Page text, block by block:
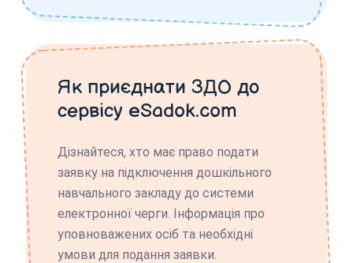
Як приєднати ЗДО до
сервісу eSadok.com
Дізнайтеся, хто має право подати
заявку на підключення дошкільного
навчального закладу до системи
електронної черги. Інформація про
уповноважених осіб та необхідні
умови для подання заявки.